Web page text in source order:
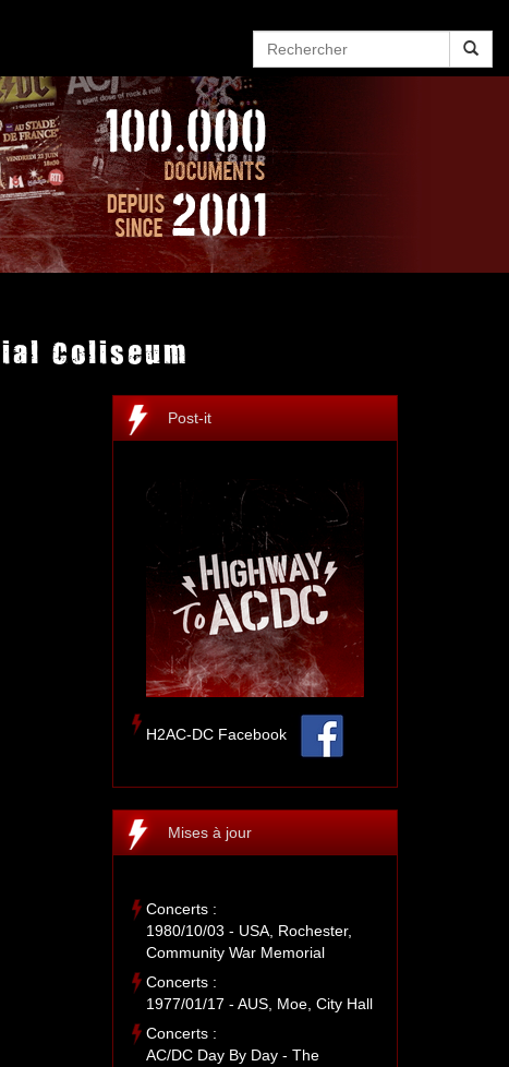
Coliseum
Post-it
H2AC-DC Facebook
Mises à jour
Concerts :
1980/10/03 - USA, Rochester,
Community War Memorial
Concerts :
1977/01/17 - AUS, Moe, City Hall
Concerts :
AC/DC Day By Day - The